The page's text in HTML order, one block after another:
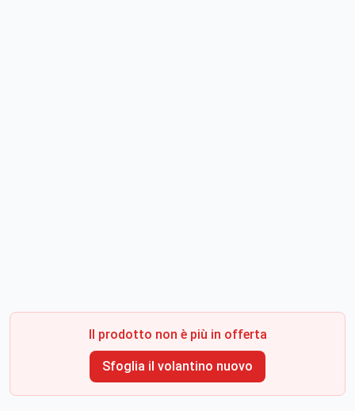
Il prodotto non è più in offerta
Sfoglia il volantino nuovo